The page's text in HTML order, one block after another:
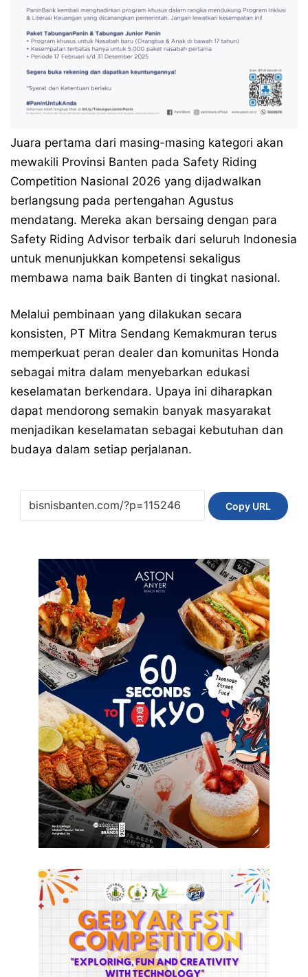
Juara pertama dari masing-masing kategori akan
mewakili Provinsi Banten pada Safety Riding
Competition Nasional 2026 yang dijadwalkan
berlangsung pada pertengahan Agustus
mendatang. Mereka akan bersaing dengan para
Safety Riding Advisor terbaik dari seluruh Indonesia
untuk menunjukkan kompetensi sekaligus
membawa nama baik Banten di tingkat nasional.
Melalui pembinaan yang dilakukan secara
konsisten, PT Mitra Sendang Kemakmuran terus
memperkuat peran dealer dan komunitas Honda
sebagai mitra dalam menyebarkan edukasi
keselamatan berkendara. Upaya ini diharapkan
dapat mendorong semakin banyak masyarakat
menjadikan keselamatan sebagai kebutuhan dan
budaya dalam setiap perjalanan.
Copy URL